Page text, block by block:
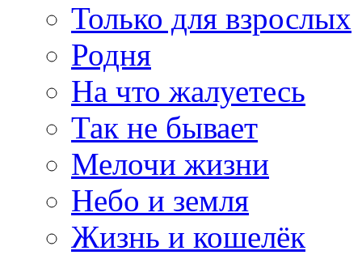
Только для взрослых
Родня
На что жалуетесь
Так не бывает
Мелочи жизни
Небо и земля
Жизнь и кошелёк